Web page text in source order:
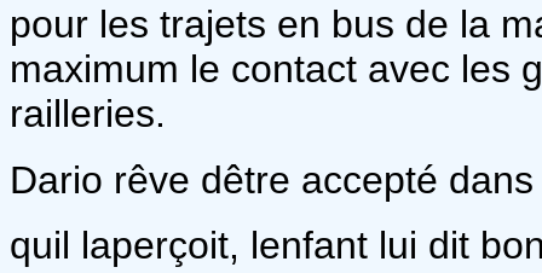
pour les trajets en bus de la
maximum le contact avec les
railleries.
Dario rêve dêtre accepté
quil laperçoit, lenfant lui dit